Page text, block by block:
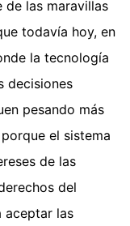
de las maravillas
todavía hoy, en
la tecnología
decisiones
pesando más
el sistema
de las
del
aceptar las